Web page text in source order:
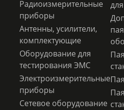
Радиоизмерительные
приборы
Антенны, усилители,
комплектующие
Оборудование для
тестирования ЭМС
Электроизмерительные
приборы
Сетевое оборудование